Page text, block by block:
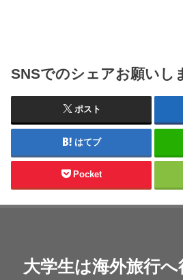
SNSでのシェアお願いし
ポスト
はてブ
Pocket
大学生は海外旅行